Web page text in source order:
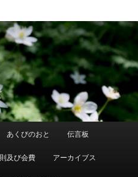
あくびのおと 伝言板
及び会費 アーカイブス